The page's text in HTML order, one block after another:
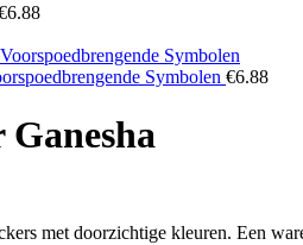
6.88
Symbolen €6.88
met doorzichtige kleuren. Een